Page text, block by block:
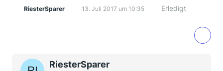
RiesterSparer 13. Juli 2017 um 10:35 Erledigt
RiesterSparer